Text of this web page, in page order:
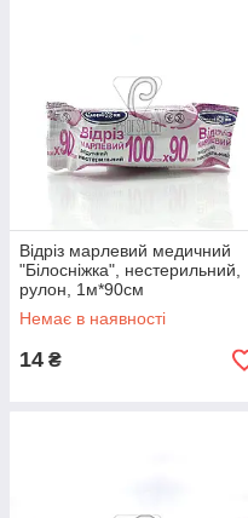
Відріз марлевий медичний
"Білосніжка", нестерильний,
рулон, 1м*90см
Немає в наявності
14 ₴